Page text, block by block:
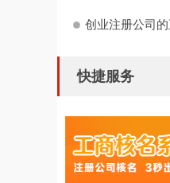
创业注册公司
快捷服务